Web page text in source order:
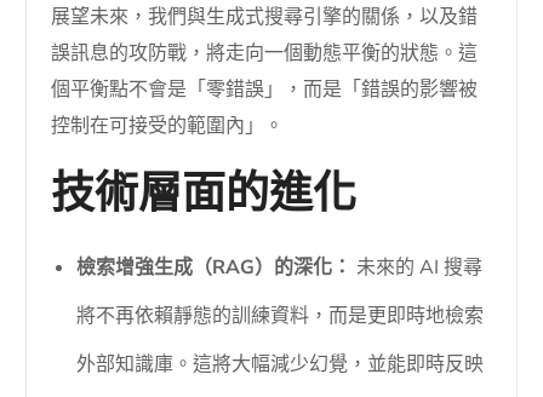
展望未來，我們與生成式搜尋引擎的關係，以及錯
誤訊息的攻防戰，將走向一個動態平衡的狀態。這
個平衡點不會是「零錯誤」，而是「錯誤的影響被
控制在可接受的範圍內」。
技術層面的進化
檢索增強生成（RAG）的深化： 未來的 AI 搜尋
將不再依賴靜態的訓練資料，而是更即時地檢索
外部知識庫。這將大幅減少幻覺，並能即時反映